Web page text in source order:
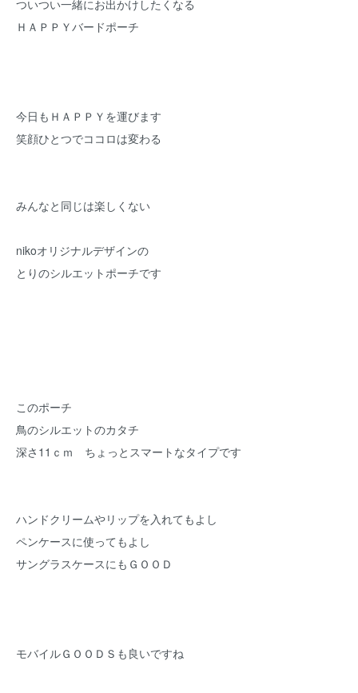
ついつい一緒にお出かけしたくなる
ＨＡＰＰＹバードポーチ
今日もＨＡＰＰＹを運びます
笑顔ひとつでココロは変わる
みんなと同じは楽しくない
nikoオリジナルデザインの
とりのシルエットポーチです
このポーチ
鳥のシルエットのカタチ
深さ11ｃｍ ちょっとスマートなタイプです
ハンドクリームやリップを入れてもよし
ペンケースに使ってもよし
サングラスケースにもＧＯＯＤ
モバイルＧＯＯＤＳも良いですね